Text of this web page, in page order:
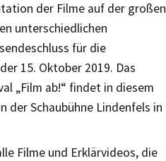
der Filme auf der großen
unterschiedlichen
für die
15. Oktober 2019. Das
„Film ab!“ findet in diesem
der Schaubühne Lindenfels in
Filme und Erklärvideos, die